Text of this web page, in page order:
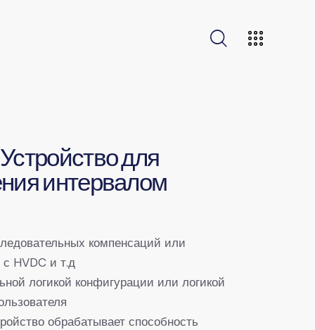
для
интервалом
компенсаций или
HVDC и т.д
логикой конфигурации или логикой
обрабатывает способность